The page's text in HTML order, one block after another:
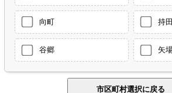
向町 持田
谷郷 矢